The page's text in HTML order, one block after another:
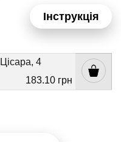
Інструкція
4
183.10 грн